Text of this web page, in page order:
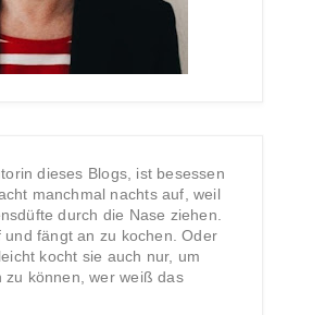
dieses Blogs, ist besessen
manchmal nachts auf, weil
durch die Nase ziehen.
und fängt an zu kochen. Oder
kocht sie auch nur, um
zu können, wer weiß das